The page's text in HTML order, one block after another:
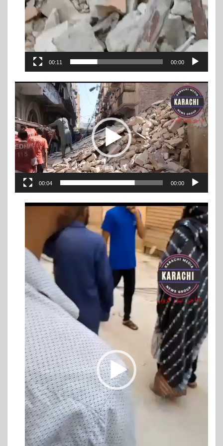
00:00
00:11
ویڈیو
پلیئر
00:00
00:04
ویڈیو
پلیئر